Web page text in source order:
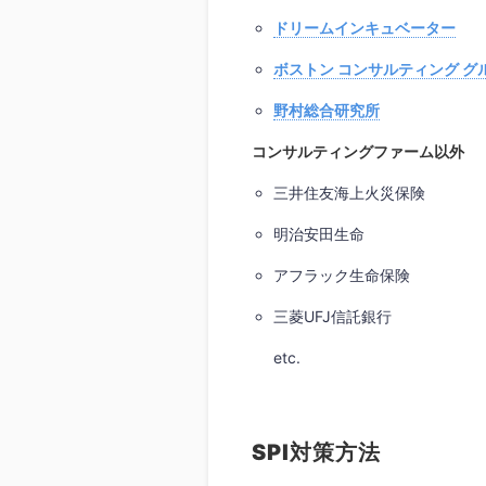
ドリームインキュベーター
ボストン コンサルティング グ
野村総合研究所
コンサルティングファーム以外
三井住友海上火災保険
明治安田生命
アフラック生命保険
三菱UFJ信託銀行
etc.
SPI対策方法